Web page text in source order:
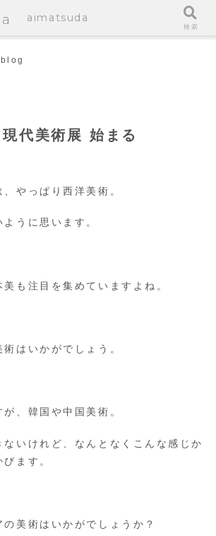
blog
代美術展 始まる
やっぱり西洋美術。
うに思います。
も注目を集めていますよね。
はいかがでしょう。
、韓国や中国美術。
ないけれど、なんとなくこんな感じか
ます。
美術はいかがでしょうか？
aimatsuda
検索